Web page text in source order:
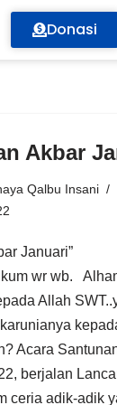
Donasi
Akbar
Qalbu Insani
Januari”
wr wb.
Allah
Acara
berjalan
ceria adik-adik